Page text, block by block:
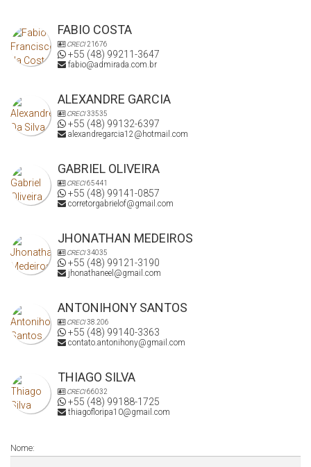
FABIO COSTA
CRECI21676
+55 (48) 99211-3647
fabio@admirada.com.br
ALEXANDRE GARCIA
CRECI33535
+55 (48) 99132-6397
alexandregarcia12@hotmail.com
GABRIEL OLIVEIRA
CRECI65441
+55 (48) 99141-0857
corretorgabrielof@gmail.com
JHONATHAN MEDEIROS
CRECI34035
+55 (48) 99121-3190
jhonathaneel@gmail.com
ANTONIHONY SANTOS
CRECI38.206
+55 (48) 99140-3363
contato.antonihony@gmail.com
THIAGO SILVA
CRECI66032
+55 (48) 99188-1725
thiagofloripa10@gmail.com
Nome: